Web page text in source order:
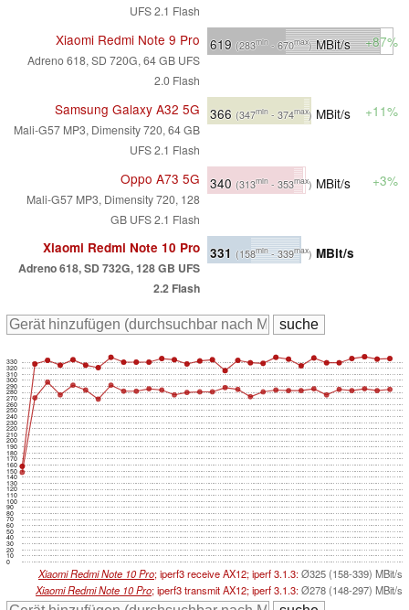
UFS 2.1 Flash
Xiaomi Redmi Note 9 Pro
Adreno 618, SD 720G, 64 GB UFS
2.0 Flash
619 (283min - 670max)MBit/s +87%
Samsung Galaxy A32 5G
Mali-G57 MP3, Dimensity 720, 64 GB
UFS 2.1 Flash
366 (347min - 374max) MBit/s +11%
Oppo A73 5G
Mali-G57 MP3, Dimensity 720, 128
GB UFS 2.1 Flash
340 (313min - 353max) MBit/s +3%
Xiaomi Redmi Note 10 Pro
Adreno 618, SD 732G, 128 GB UFS
2.2 Flash
331 (158min- 339max) MBit/s
0
10
20
30
40
50
60
70
80
90
100
110
120
130
140
150
160
170
180
190
200
210
220
230
240
250
260
270
280
290
300
310
320
330
Xiaomi Redmi Note 10 Pro; iperf3 receive AX12; iperf 3.1.3:Ø325 (158-339) MBit/s
Xiaomi Redmi Note 10 Pro; iperf3 transmit AX12; iperf 3.1.3:Ø278 (148-297) MBit/s